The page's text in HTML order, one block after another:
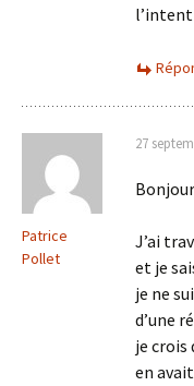
Patrice
Pollet
27
J’ai
et je
je ne
d’une
je crois
en